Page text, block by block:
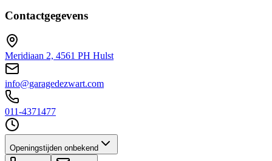
Contactgegevens
Meridiaan 2, 4561 PH Hulst
info@garagedezwart.com
011-4371477
Openingstijden onbekend